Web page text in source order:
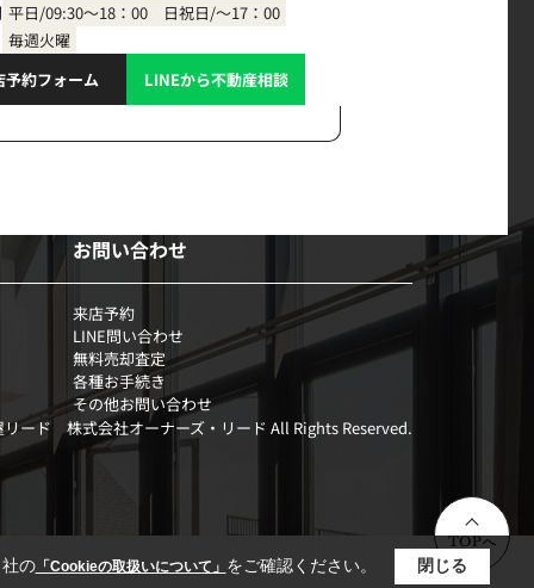
平日/09:30～18：00 日祝日/～17：00
毎週火曜
予約フォーム
LINEから不動産相談
お問い合わせ
来店予約
LINE問い合わせ
無料売却査定
各種お手続き
その他お問い合わせ
ード 株式会社オーナーズ・リード All Rights Reserved.
TOPへ
の「Cookieの取扱いについて」 をご確認ください。 閉じる